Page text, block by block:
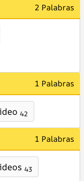
2 Palabras
1 Palabras
42
1 Palabras
43